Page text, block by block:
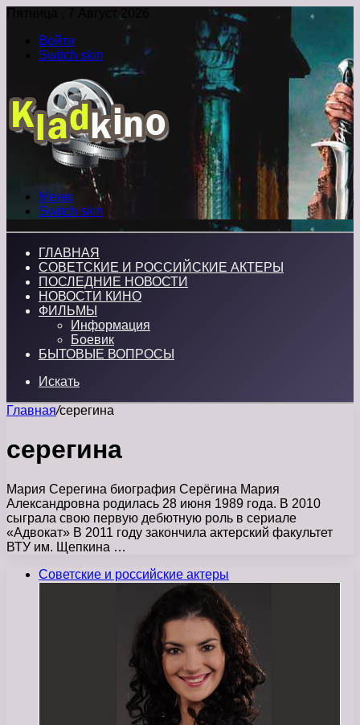
Пятница , 7 Август 2026
Войти
Switch skin
Меню
Switch skin
ГЛАВНАЯ
СОВЕТСКИЕ И РОССИЙСКИЕ АКТЕРЫ
ПОСЛЕДНИЕ НОВОСТИ
НОВОСТИ КИНО
ФИЛЬМЫ
Информация
Боевик
БЫТОВЫЕ ВОПРОСЫ
Искать
Главная/серегина
серегина
Мария Серегина биография Серёгина Мария
Александровна родилась 28 июня 1989 года. В 2010
сыграла свою первую дебютную роль в сериале
«Адвокат» В 2011 году закончила актерский факультет
ВТУ им. Щепкина …
Советские и российские актеры